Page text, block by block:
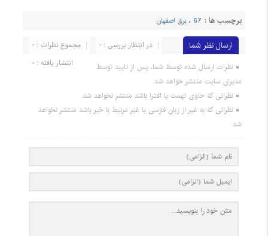
برچسب ها : 67 ،برق اصفهان
ارسال نظر شما مجموع نظرات : 0
در انتظار بررسی : 0
انتشار یافته : 0
نظرات ارسال شده توسط شما، پس از تایید توسط
مدیران سایت منتشر خواهد شد.
نظراتی که حاوی تهمت یا افترا باشد منتشر نخواهد شد.
نظراتی که به غیر از زبان فارسی یا غیر مرتبط با خبر باشد منتشر نخواهد
شد.